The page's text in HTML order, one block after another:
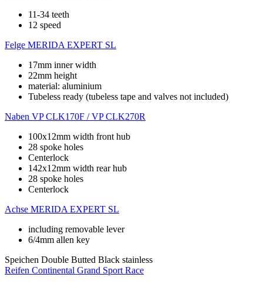
11-34 teeth
12 speed
Felge MERIDA EXPERT SL
17mm inner width
22mm height
material: aluminium
Tubeless ready (tubeless tape and valves not included)
Naben VP CLK170F / VP CLK270R
100x12mm width front hub
28 spoke holes
Centerlock
142x12mm width rear hub
28 spoke holes
Centerlock
Achse MERIDA EXPERT SL
including removable lever
6/4mm allen key
Speichen Double Butted Black stainless
Reifen Continental Grand Sport Race